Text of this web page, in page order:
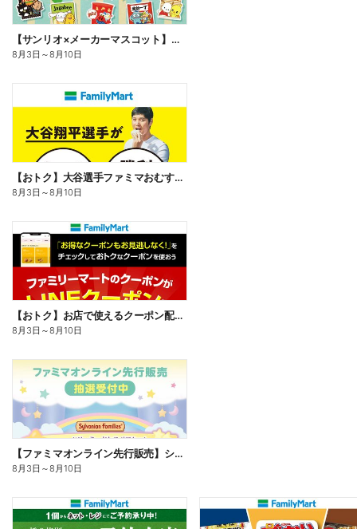
【サンリオ×メーカーマスコット】オリジナルグッズ貰える!
8月3日 ～8月10日
【おトク】大谷選手ファミマおむすび割
8月3日 ～8月10日
【おトク】お店で使えるクーポン配信中
8月3日 ～8月10日
【ファミマオンライン先行販売】シルバニアファミリー
8月3日 ～8月10日